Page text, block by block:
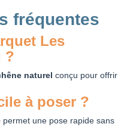
fréquentes
Les
?
naturel conçu pour offrir
à poser ?
permet une pose rapide sans